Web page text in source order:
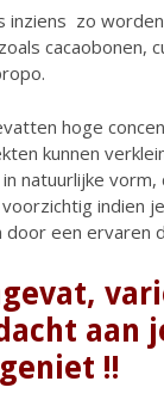
inziens zo
cacaobonen,
hoge
kunnen
natuurlijke
indien
door een ervaren
aan
!!